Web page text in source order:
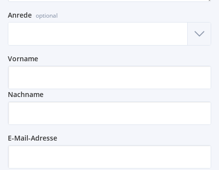
Anrede optional
Vorname
Nachname
E-Mail-Adresse